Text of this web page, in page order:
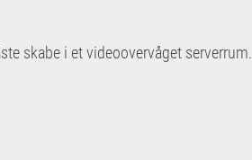
skabe i et videoovervåget serverrum.